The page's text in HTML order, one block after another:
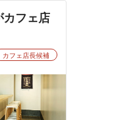
フェ店
カフェ店長候補